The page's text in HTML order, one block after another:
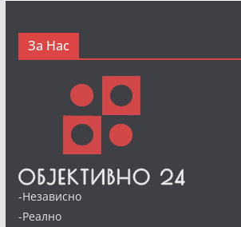
За Нас
-Независно
-Реално